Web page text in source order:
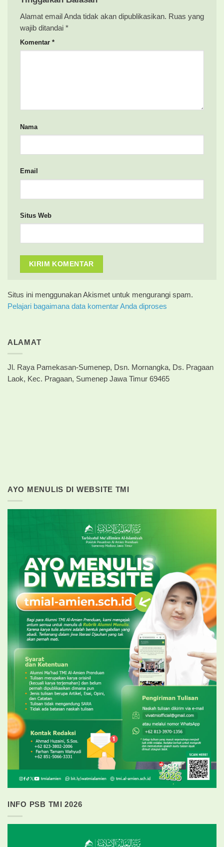
Alamat email Anda tidak akan dipublikasikan. Ruas yang
wajib ditandai *
Komentar *
Nama
Email
Situs Web
Situs ini menggunakan Akismet untuk mengurangi spam.
Pelajari bagaimana data komentar Anda diproses
ALAMAT
Jl. Raya Pamekasan-Sumenep, Dsn. Mornangka, Ds. Pragaan
Laok, Kec. Pragaan, Sumenep Jawa Timur 69465
AYO MENULIS DI WEBSITE TMI
INFO PSB TMI 2026